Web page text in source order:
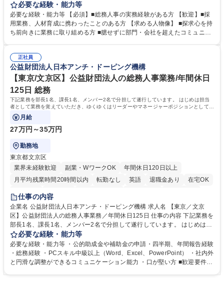
定、さらに社内の重要会議の運営等、経営の根幹となる幅広い総務人事業
務全般を担当していただきます。 【主な業務内容】 ■採用関係業務および
人材育成(社員研修)業務の推進 ■中期経営計画および予算等の管理 ■設備
投資計画等の策定 ■社内の重要会議の運営 ■その他総務人事業務全般 【入
務人事】経験者歓迎！/阪急阪神HDグループ/年休124日
必要な経験・能力等
必要な経験・能力等 【必須】■総務人事の実務経験がある方 【歓迎】■採
用業務、人材育成に携わったことのある方 【求める人物像】 ■探求心を持
ち前向きに業務に取り組める方 ■臆せずに部門・会社を超えたコミュニケ
囲のメンバーと協調しつつ主体性を持って能動的に業務を推進できる方 学
歴・資格 学歴：大学院 大学 高専 短大 専修学校 高校 語学力： 資格：
正社員
公益財団法人日本アンチ・ドーピング機構
【東京/文京区】公益財団法人の総務人事業務/年間休日
125日 総務
下記業務を部長1名、課長1名、メンバー2名で分担して遂行しています。 はじめは担当
者として業務を覚えていただき、ゆくゆくはリーダーやマネージャーポジションとして活
躍いただくことを期待しています。
月給
27万円～35万円
勤務地
東京都文京区
業界未経験歓迎
副業・WワークOK
年間休日120日以上
月平均残業時間20時間以内
転勤なし 英語 退職金あり
在宅OK
賞与あり
育休あり
食事補助あり
仕事の内容
企業名 公益財団法人日本アンチ・ドーピング機構 求人名 【東京／文京
区】公益財団法人の総務人事業務／年間休日125日 仕事の内容 下記業務を
部長1名、課長1名、メンバー2名で分担して遂行しています。 はじめは担
当者として業務を覚えていただき、ゆくゆくはリーダーやマネージャーポ
ジションとして活躍いただくことを期待しています。 【総務・人事グルー
プの業務内容】 ・人事制度関連 ・採用活動 ・教育研修の企画、実行 ・勤
怠管理 ・官公庁への各種提出 ・法定の会議運営（評議員会、理事会） ・
必要な経験・能力等
必要な経験・能力等 ・公的助成金や補助金の申請・四半期、年間報告経験
・総務経験 ・PCスキル中級以上（Word、Excel、PowerPoint） ・社内外
と円滑な調整ができるコミュニケーション能力 ・口が堅い方 ■歓迎要件